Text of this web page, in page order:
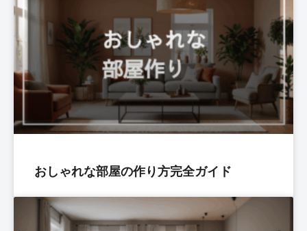
おしゃれな部屋の作り方完全ガイド